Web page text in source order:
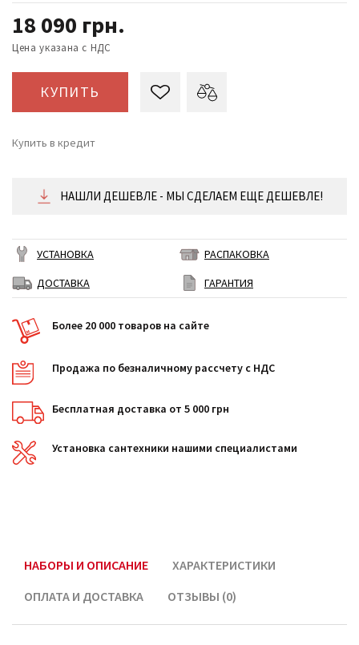
18 090 грн.
Цена указана с НДС
КУПИТЬ
Купить в кредит
от 754 ₴/месяц
НАШЛИ ДЕШЕВЛЕ - МЫ СДЕЛАЕМ ЕЩЕ ДЕШЕВЛЕ!
УСТАНОВКА
РАСПАКОВКА
ДОСТАВКА
ГАРАНТИЯ
Более 20 000 товаров на сайте
Продажа по безналичному рассчету с НДС
Бесплатная доставка от 5 000 грн
Установка сантехники нашими специалистами
НАБОРЫ И ОПИСАНИЕ
ХАРАКТЕРИСТИКИ
ОПЛАТА И ДОСТАВКА
ОТЗЫВЫ (0)